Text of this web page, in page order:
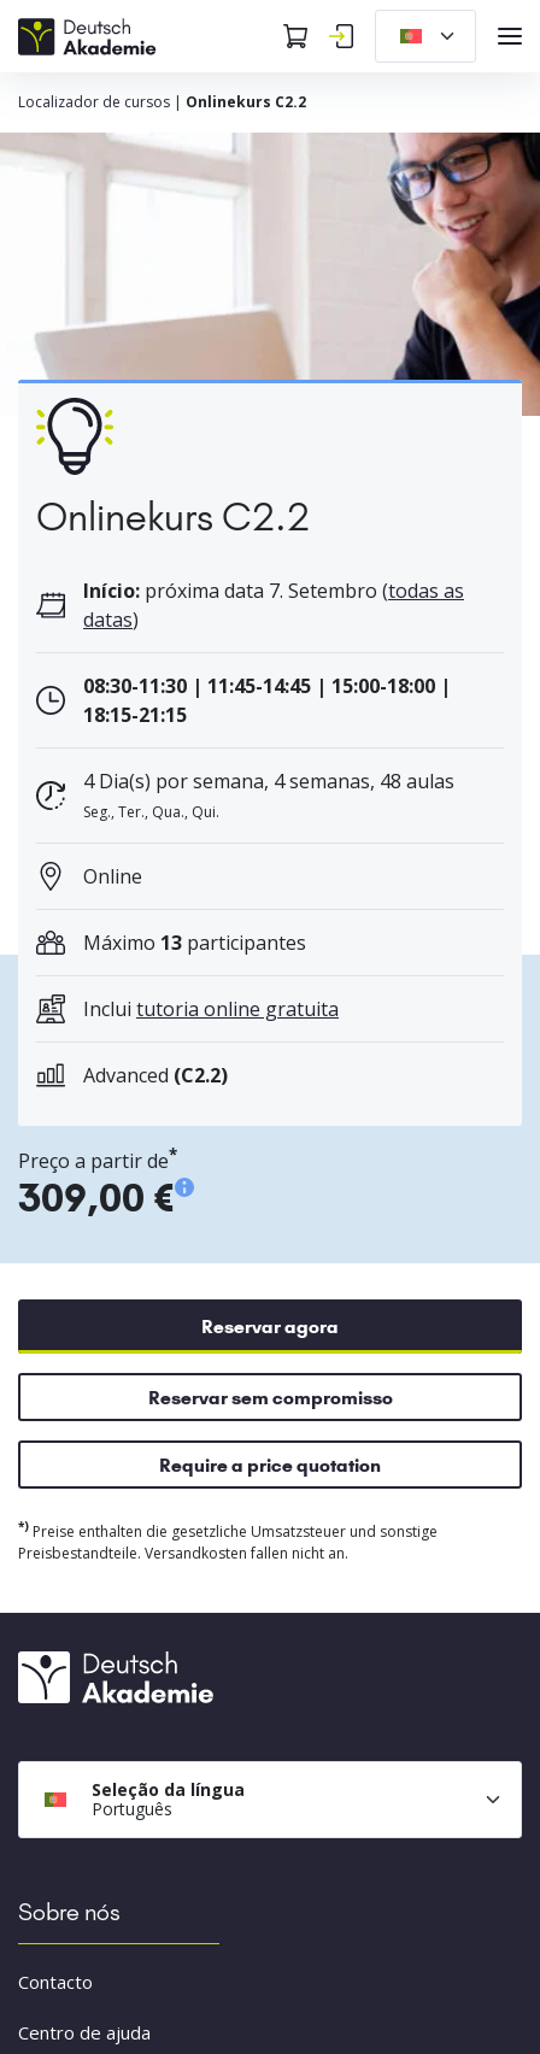
Localizador de cursos | Onlinekurs C2.2
Onlinekurs C2.2
Início: próxima data 7. Setembro (todas as
datas)
08:30-11:30 | 11:45-14:45 | 15:00-18:00 |
18:15-21:15
4 Dia(s) por semana, 4 semanas, 48 aulas
Seg., Ter., Qua., Qui.
Online
Máximo 13 participantes
Inclui tutoria online gratuita
Advanced (C2.2)
Preço a partir de*
309,00 €
Reservar agora
Reservar sem compromisso
Require a price quotation
*) Preise enthalten die gesetzliche Umsatzsteuer und sonstige
Preisbestandteile. Versandkosten fallen nicht an.
Seleção da língua
Português
Sobre nós
Contacto
Centro de ajuda